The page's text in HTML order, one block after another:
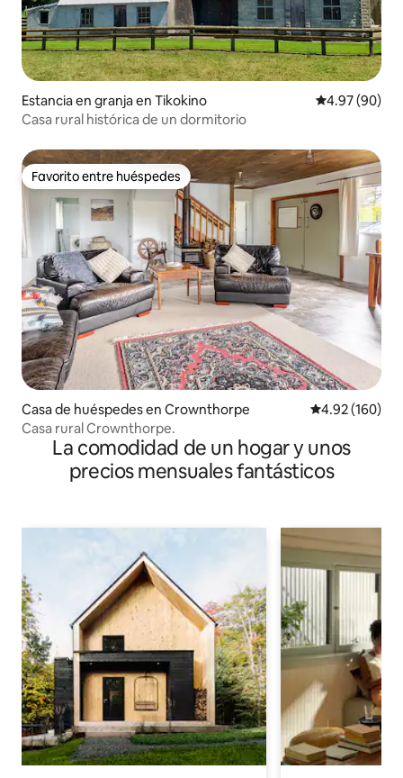
Estancia en granja en Tikokino Calificación
4.97 (90)
Casa rural histórica de un dormitorio
Favorito entre huéspedes
Favorito entre huéspedes
Casa de huéspedes en Crownthorpe Calificación
4.92 (160)
Casa rural Crownthorpe.
La comodidad de un hogar y unos
precios mensuales fantásticos